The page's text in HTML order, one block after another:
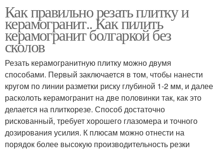
Как правильно резать плитку и
керамогранит.. Как пилить
керамогранит болгаркой без
сколов
Резать керамогранитную плитку можно двумя
способами. Первый заключается в том, чтобы нанести
кругом по линии разметки риску глубиной 1-2 мм, и далее
расколоть керамогранит на две половинки так, как это
делается на плиткорезе. Способ достаточно
рискованный, требует хорошего глазомера и точного
дозирования усилия. К плюсам можно отнести на
порядок более высокую производительность резки